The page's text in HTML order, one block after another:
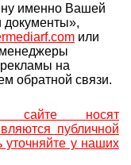
именно Вашей
или
на
обратной связи.
сайте носят
публичной
уточняйте у наших